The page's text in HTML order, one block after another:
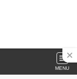
MENU